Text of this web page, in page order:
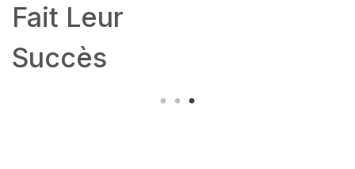
Fait Leur
Succès